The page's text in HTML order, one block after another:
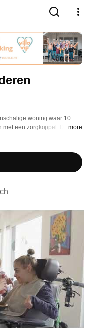
woning waar 10
met een zorgkoppel. De
thuis te midden van de
...more